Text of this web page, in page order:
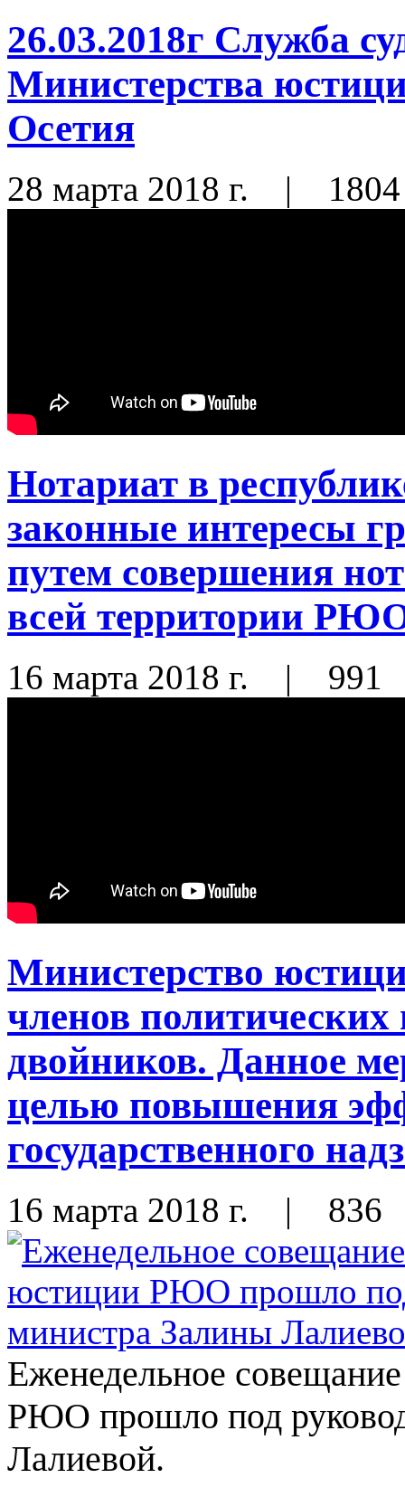
26.03.2018г Служба
Министерства
Осетия
28 марта 2018 г. | 1804
Нотариат в
законные интересы
путем совершения
всей территории
16 марта 2018 г. | 991
Министерство
членов
двойников. Данное
целью повышения
государственного
16 марта 2018 г. | 836
Еженедельное
РЮО прошло под
Лалиевой.